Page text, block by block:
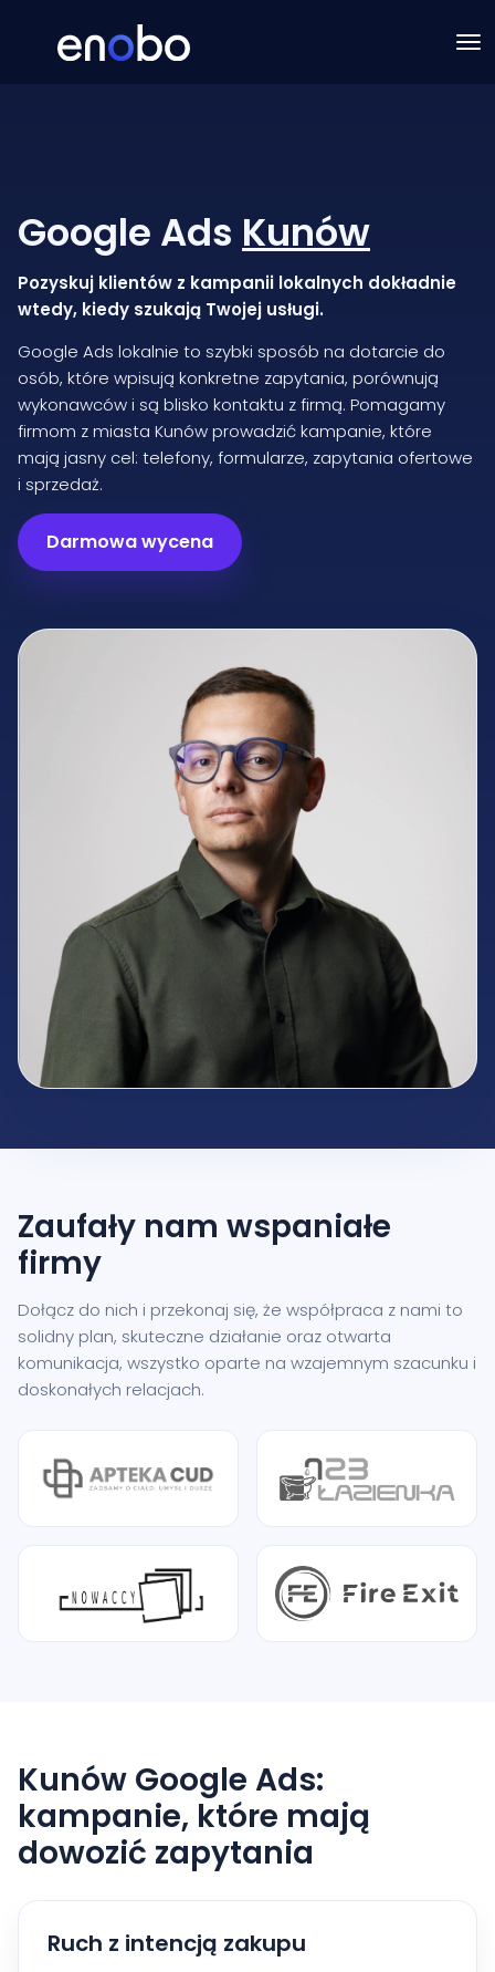
Google Ads Kunów
Pozyskuj klientów z kampanii lokalnych dokładnie
wtedy, kiedy szukają Twojej usługi.
Google Ads lokalnie to szybki sposób na dotarcie do
osób, które wpisują konkretne zapytania, porównują
wykonawców i są blisko kontaktu z firmą. Pomagamy
firmom z miasta Kunów prowadzić kampanie, które
mają jasny cel: telefony, formularze, zapytania ofertowe
i sprzedaż.
Darmowa wycena
Zaufały nam wspaniałe
firmy
Dołącz do nich i przekonaj się, że współpraca z nami to
solidny plan, skuteczne działanie oraz otwarta
komunikacja, wszystko oparte na wzajemnym szacunku i
doskonałych relacjach.
Kunów Google Ads:
kampanie, które mają
dowozić zapytania
Ruch z intencją zakupu